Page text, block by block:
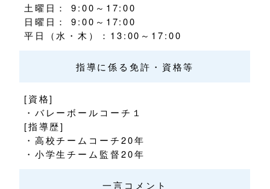
土曜日： 9:00～17:00
日曜日： 9:00～17:00
平日（水・木）：13:00～17:00
指導に係る免許・資格等
[資格]
・バレーボールコーチ１
[指導歴]
・高校チームコーチ20年
・小学生チーム監督20年
一言コメント